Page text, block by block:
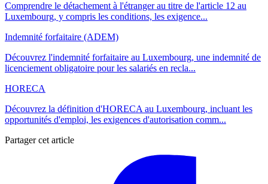
Comprendre le détachement à l'étranger au titre de l'article 12 au
Luxembourg, y compris les conditions, les exigence...
Indemnité forfaitaire (ADEM)
Découvrez l'indemnité forfaitaire au Luxembourg, une indemnité de
licenciement obligatoire pour les salariés en recla...
HORECA
Découvrez la définition d'HORECA au Luxembourg, incluant les
opportunités d'emploi, les exigences d'autorisation comm...
Partager cet article